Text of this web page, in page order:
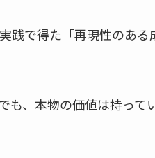
践で得た「再現性のあ
、本物の価値は持って